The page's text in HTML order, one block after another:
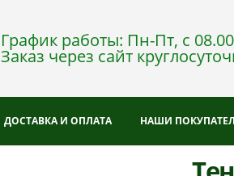
График работы: Пн-Пт, с
Заказ через сайт
ДОСТАВКА И ОПЛАТА НАШИ